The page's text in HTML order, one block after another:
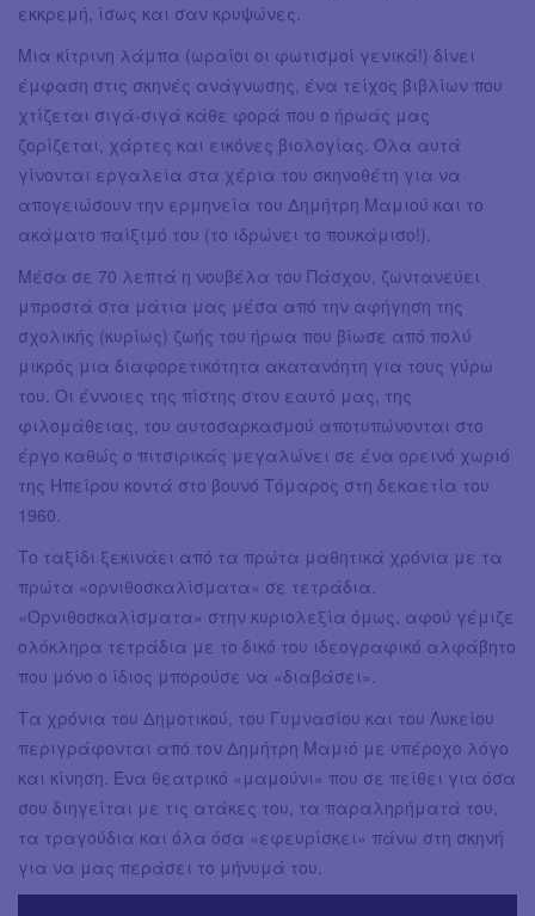
εκκρεμή, ίσως και σαν κρυψώνες.
Μια κίτρινη λάμπα (ωραίοι οι φωτισμοί γενικά!) δίνει
έμφαση στις σκηνές ανάγνωσης, ένα τείχος βιβλίων που
χτίζεται σιγά-σιγά κάθε φορά που ο ήρωάς μας
ζορίζεται, χάρτες και εικόνες βιολογίας. Όλα αυτά
γίνονται εργαλεία στα χέρια του σκηνοθέτη για να
απογειώσουν την ερμηνεία του Δημήτρη Μαμιού και το
ακάματο παίξιμό του (το ιδρώνει το πουκάμισο!).
Μέσα σε 70 λεπτά η νουβέλα του Πάσχου, ζωντανεύει
μπροστά στα μάτια μας μέσα από την αφήγηση της
σχολικής (κυρίως) ζωής του ήρωα που βίωσε από πολύ
μικρός μια διαφορετικότητα ακατανόητη για τους γύρω
του. Οι έννοιες της πίστης στον εαυτό μας, της
φιλομάθειας, του αυτοσαρκασμού αποτυπώνονται στο
έργο καθώς ο πιτσιρικάς μεγαλώνει σε ένα ορεινό χωριό
της Ηπείρου κοντά στο βουνό Τόμαρος στη δεκαετία του
1960.
Το ταξίδι ξεκινάει από τα πρώτα μαθητικά χρόνια με τα
πρώτα «ορνιθοσκαλίσματα» σε τετράδια.
«Ορνιθοσκαλίσματα» στην κυριολεξία όμως, αφού γέμιζε
ολόκληρα τετράδια με το δικό του ιδεογραφικό αλφάβητο
που μόνο ο ίδιος μπορούσε να «διαβάσει».
Τα χρόνια του Δημοτικού, του Γυμνασίου και του Λυκείου
περιγράφονται από τον Δημήτρη Μαμιό με υπέροχο λόγο
και κίνηση. Ένα θεατρικό «μαμούνι» που σε πείθει για όσα
σου διηγείται με τις ατάκες του, τα παραληρήματά του,
τα τραγούδια και όλα όσα «εφευρίσκει» πάνω στη σκηνή
για να μας περάσει το μήνυμά του.